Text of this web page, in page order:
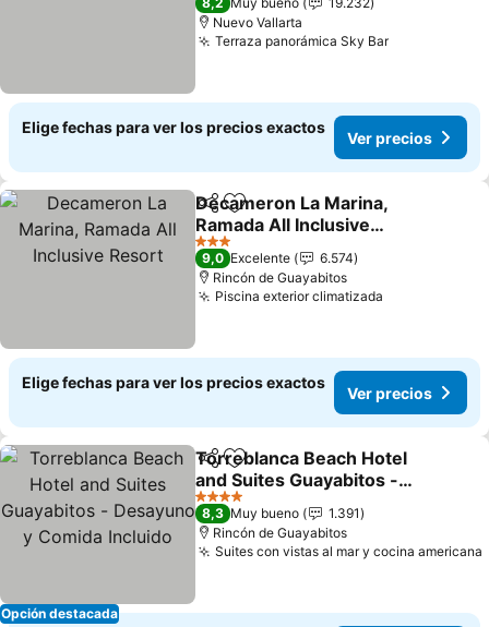
Nuevo Vallarta
Terraza panorámica Sky BarVer precios
Elige fechas para ver los precios exactos
Ver precios
CompartirAgregar a favoritos
Decameron La Marina,
Ramada All Inclusive
Resort
Ver precios
3 Estrellas
9,0 Excelente
6.574
Rincón de Guayabitos
Piscina exterior climatizada
Elige fechas para ver los precios exactos
Ver precios
Opción destacada
Compartir
Agregar a favoritos
Torreblanca Beach Hotel
and Suites Guayabitos -
Desayuno y Comida
Incluido
Ver precios
4 Estrellas
8,3 Muy bueno
1.391
Rincón de Guayabitos
Suites con vistas al mar y cocina americana